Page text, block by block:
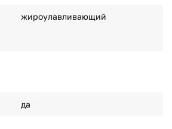
жироулавливающий
да